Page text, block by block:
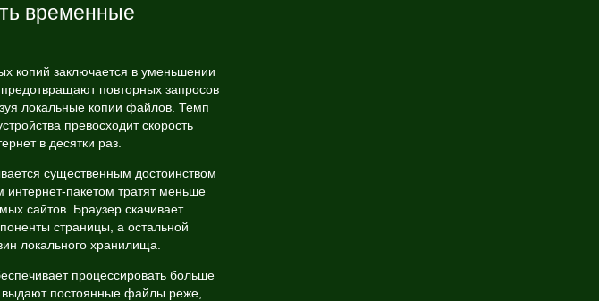
временные
копий заключается в уменьшении
повторных запросов
локальные копии файлов. Темп
превосходит скорость
в десятки раз.
существенным достоинством
пакетом тратят меньше
сайтов. Браузер скачивает
страницы, а остальной
локального хранилища.
процессировать больше
постоянные файлы реже,